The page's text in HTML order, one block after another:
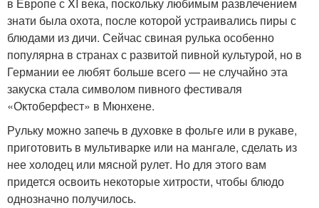
в Европе с XI века, поскольку любимым развлечением
знати была охота, после которой устраивались пиры с
блюдами из дичи. Сейчас свиная рулька особенно
популярна в странах с развитой пивной культурой, но в
Германии ее любят больше всего — не случайно эта
закуска стала символом пивного фестиваля
«Октоберфест» в Мюнхене.
Рульку можно запечь в духовке в фольге или в рукаве,
приготовить в мультиварке или на мангале, сделать из
нее холодец или мясной рулет. Но для этого вам
придется освоить некоторые хитрости, чтобы блюдо
однозначно получилось.